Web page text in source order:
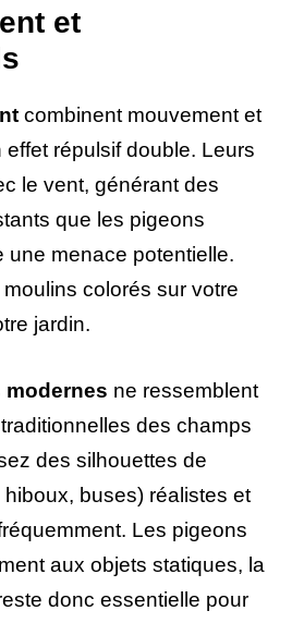
et
combinent mouvement et
effet répulsif double. Leurs
le vent, générant des
que les pigeons
une menace potentielle.
colorés sur votre
jardin.
ne ressemblent
des champs
des silhouettes de
buses) réalistes et
Les pigeons
aux objets statiques, la
donc essentielle pour